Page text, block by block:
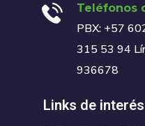
Teléfonos
PBX: +57
315 53 94
936678
Links de interés